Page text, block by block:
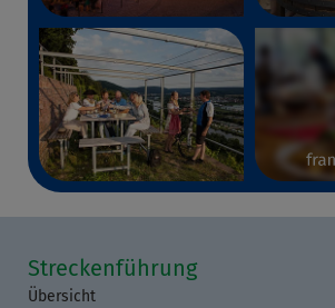
Streckenführung
Übersicht